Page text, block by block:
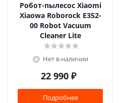
Робот-пылесос Xiaomi
Xiaowa Roborock E352-
00 Robot Vacuum
Cleaner Lite
Нет в наличии
22 990 ₽
Подробнее